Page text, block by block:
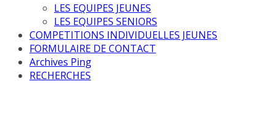
LES EQUIPES JEUNES
LES EQUIPES SENIORS
COMPETITIONS INDIVIDUELLES JEUNES
FORMULAIRE DE CONTACT
Archives Ping
RECHERCHES